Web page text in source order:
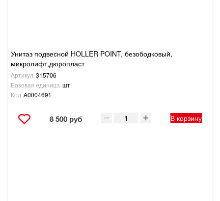
Унитаз подвесной HOLLER POINT, безободковый,
микролифт,дюропласт
Артикул 315706
Базовая единица шт
Код А0004691
8 500 руб В корзину